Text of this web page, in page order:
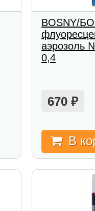
BOSNY/
аэрозоль
0,4
670₽
В